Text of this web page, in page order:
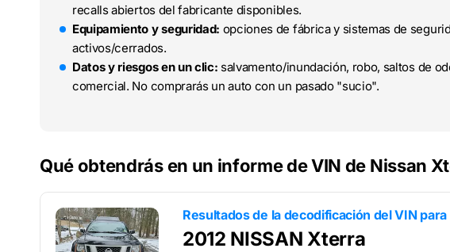
recalls abiertos del fabricante disponibles.
Equipamiento y seguridad: opciones de fábrica y sistemas de
activos/cerrados.
Datos y riesgos en un clic: salvamento/inundación, robo, saltos de
comercial. No comprarás un auto con un pasado "sucio".
Qué obtendrás en un informe de VIN de Nissan
Resultados de la decodificación del VIN para
2012 NISSAN Xterra